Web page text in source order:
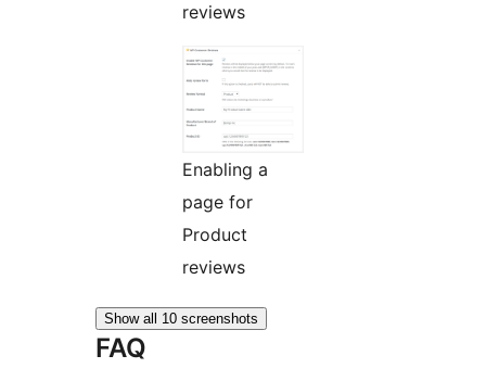
reviews
Enabling a
page for
Product
reviews
Show all 10 screenshots
FAQ